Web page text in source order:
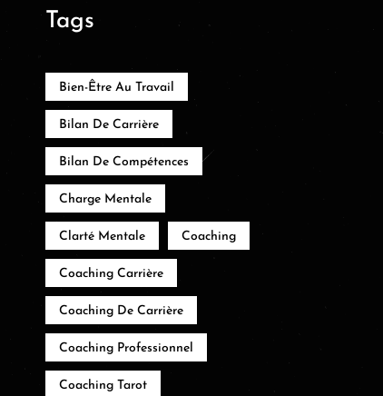
Tags
Bien-Être Au Travail
Bilan De Carrière
Bilan De Compétences
Charge Mentale
Clarté Mentale Coaching
Coaching Carrière
Coaching De Carrière
Coaching Professionnel
Coaching Tarot